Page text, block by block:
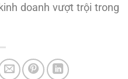
doanh vượt trội trong